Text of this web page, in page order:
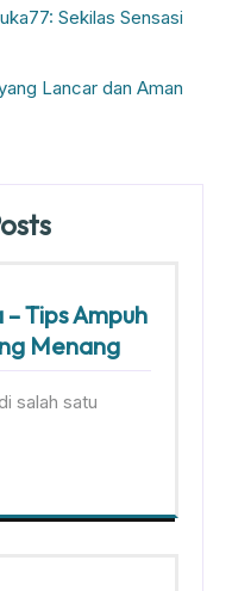
Sekilas Sensasi
Lancar dan Aman
Tips Ampuh
Menang
salah satu